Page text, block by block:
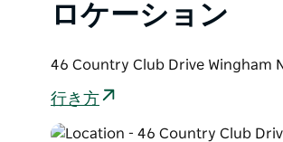
ロケーション
46 Country Club Drive Wingham
行き方